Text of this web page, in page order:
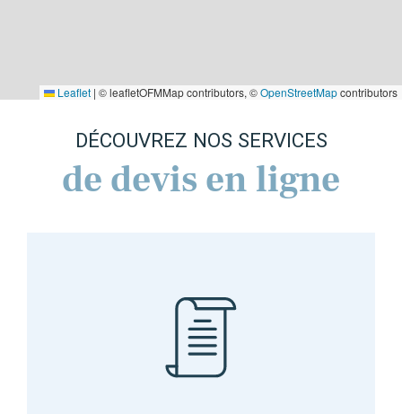
Leaflet | © leafletOFMMap contributors, ©OpenStreetMapcontributors
DÉCOUVREZ NOS SERVICES
de devis en ligne